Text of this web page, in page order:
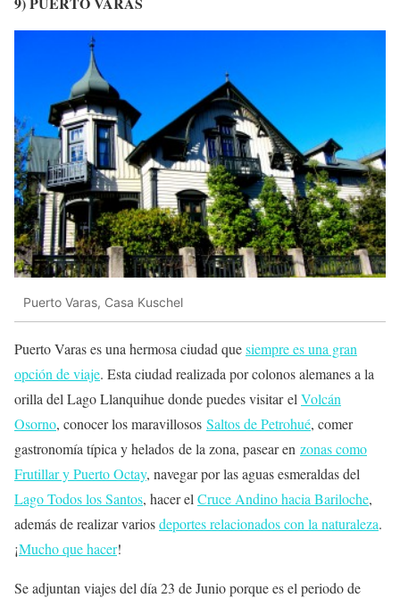
Puerto Varas, Casa Kuschel
Puerto Varas es una hermosa ciudad quesiempre es una gran
opción de viaje. Esta ciudad realizada por colonos alemanes a la
orilla del Lago Llanquihue donde puedes visitar el Volcán
Osorno, conocer los maravillosos Saltos de Petrohué, comer
gastronomía típica y helados de la zona, pasear en zonas como
Frutillar y Puerto Octay, navegar por las aguas esmeraldas del
Lago Todos los Santos, hacer el Cruce Andino hacia Bariloche,
además de realizar variosdeportes relacionados con la naturaleza.
¡Mucho que hacer!
Se adjuntan viajes del día 23 de Junio porque es el periodo de